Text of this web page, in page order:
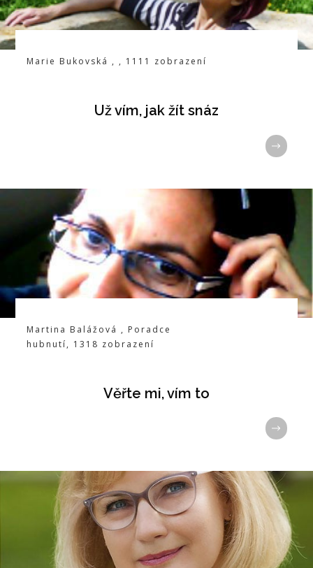
Marie Bukovská,, 1111 zobrazení
Už vím, jak žít snáz
Martina Balážová , Poradce
hubnutí, 1318 zobrazení
Věřte mi, vím to